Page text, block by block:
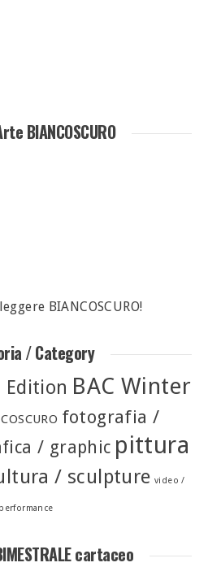
BIANCOSCURO
BIANCOSCURO!
/ Category
Edition BAC Winter
fotografia /
/ graphic pittura
/ sculpture video /
performance
cartaceo